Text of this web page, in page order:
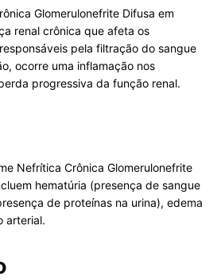
Glomerulonefrite Difusa em
renal crônica que afeta os
pela filtração do sangue
ocorre uma inflamação nos
progressiva da função renal.
Nefrítica Crônica Glomerulonefrite
hematúria (presença de sangue
de proteínas na urina), edema
arterial.